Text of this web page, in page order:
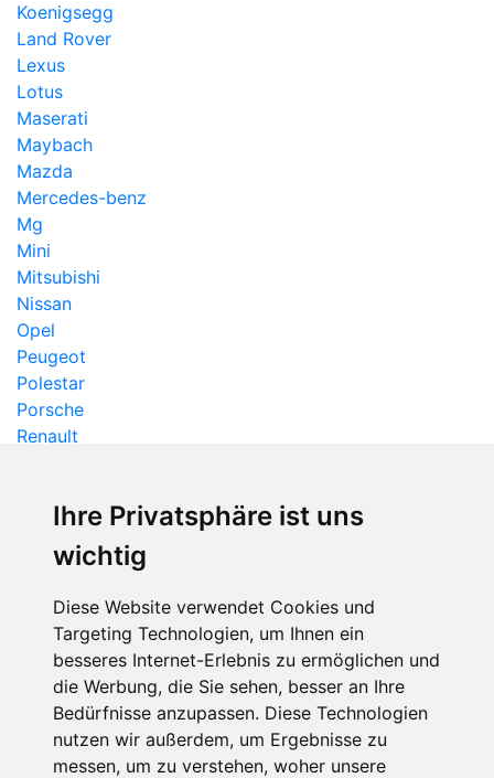
Ihre Privatsphäre ist uns
wichtig
Diese Website verwendet Cookies und
Targeting Technologien, um Ihnen ein
besseres Internet-Erlebnis zu ermöglichen und
die Werbung, die Sie sehen, besser an Ihre
Bedürfnisse anzupassen. Diese Technologien
nutzen wir außerdem, um Ergebnisse zu
messen, um zu verstehen, woher unsere
Koenigsegg
Land Rover
Lexus
Lotus
Maserati
Maybach
Mazda
Mercedes-benz
Mg
Mini
Mitsubishi
Nissan
Opel
Peugeot
Polestar
Porsche
Renault
Smart
Ssangyong
Subaru
Suzuki
Tesla
Toyota
Volvo